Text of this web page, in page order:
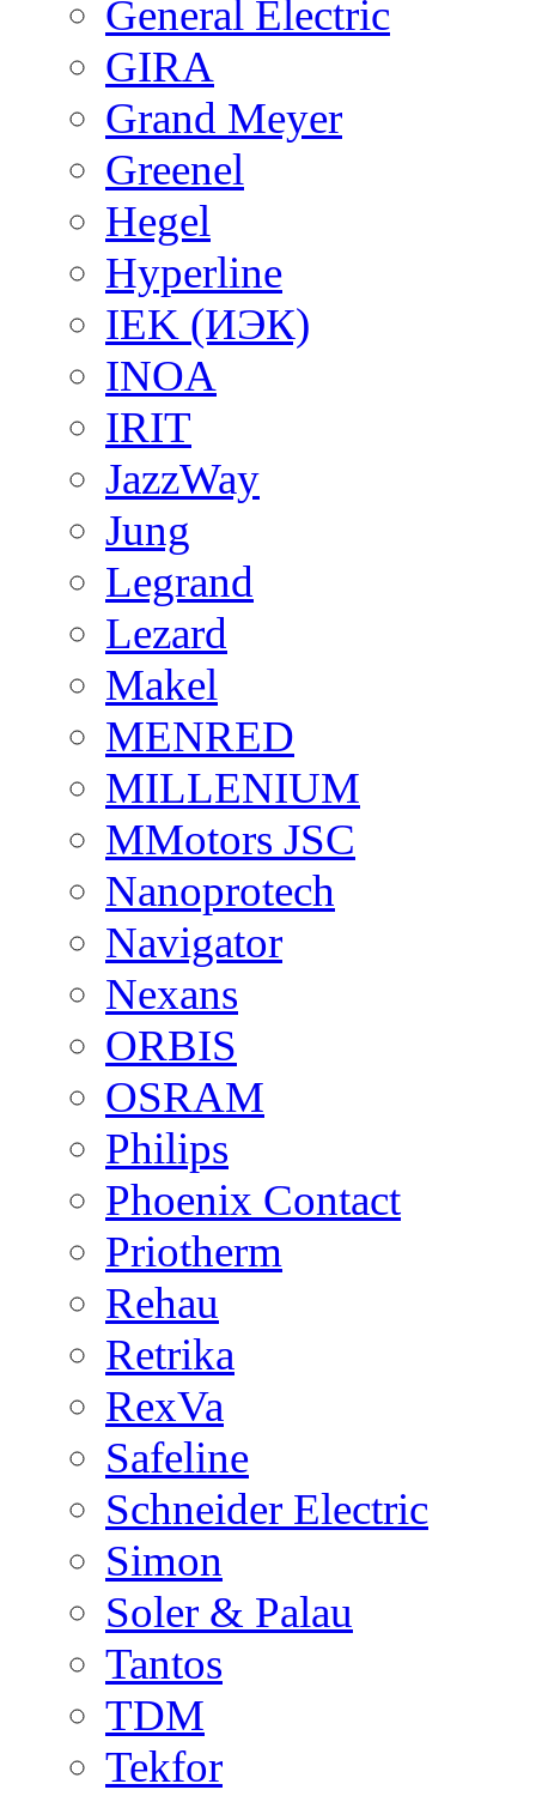
General Electric
GIRA
Grand Meyer
Greenel
Hegel
Hyperline
IEK (ИЭК)
INOA
IRIT
JazzWay
Jung
Legrand
Lezard
Makel
MENRED
MILLENIUM
MMotors JSC
Nanoprotech
Navigator
Nexans
ORBIS
OSRAM
Philips
Phoenix Contact
Priotherm
Rehau
Retrika
RexVa
Safeline
Schneider Electric
Simon
Soler & Palau
Tantos
TDM
Tekfor